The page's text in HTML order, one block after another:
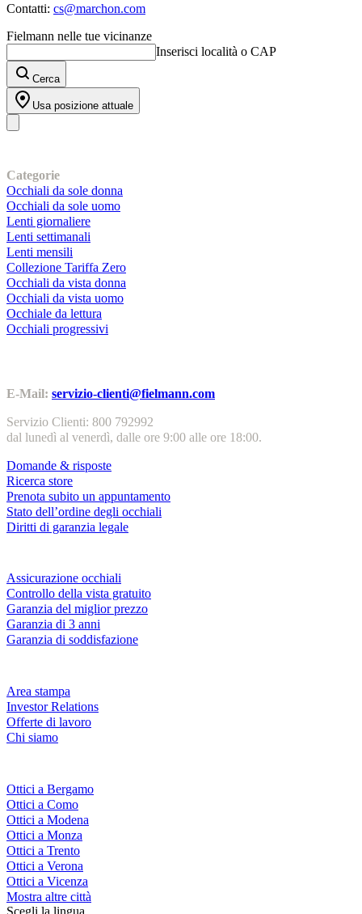
Contatti: cs@marchon.com
Fielmann nelle tue vicinanze
Inserisci località o CAP
Cerca
Usa posizione attuale
Categorie
Occhiali da sole donna
Occhiali da sole uomo
Lenti giornaliere
Lenti settimanali
Lenti mensili
Collezione Tariffa Zero
Occhiali da vista donna
Occhiali da vista uomo
Occhiale da lettura
Occhiali progressivi
E-Mail: servizio-clienti@fielmann.com
Servizio Clienti: 800 792992
dal lunedì al venerdì, dalle ore 9:00 alle ore 18:00.
Domande & risposte
Ricerca store
Prenota subito un appuntamento
Stato dell’ordine degli occhiali
Diritti di garanzia legale
Assicurazione occhiali
Controllo della vista gratuito
Garanzia del miglior prezzo
Garanzia di 3 anni
Garanzia di soddisfazione
Area stampa
Investor Relations
Offerte di lavoro
Chi siamo
Ottici a Bergamo
Ottici a Como
Ottici a Modena
Ottici a Monza
Ottici a Trento
Ottici a Verona
Ottici a Vicenza
Mostra altre città
Scegli la lingua